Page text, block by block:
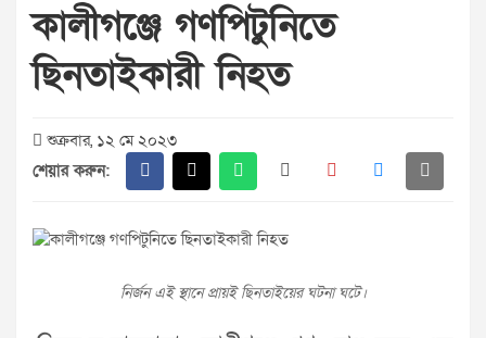
কালীগঞ্জে গণপিটুনিতে
ছিনতাইকারী নিহত
শুক্রবার, ১২ মে ২০২৩
শেয়ার করুন:
নির্জন এই স্থানে প্রায়ই ছিনতাইয়ের ঘটনা ঘটে।